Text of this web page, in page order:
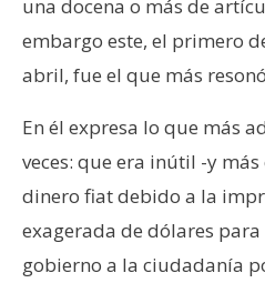
una docena o más de
embargo este, el primero
abril, fue el que más
En él expresa lo que más
veces: que era inútil -y
dinero fiat debido a la
exagerada de dólares
gobierno a la ciudadanía